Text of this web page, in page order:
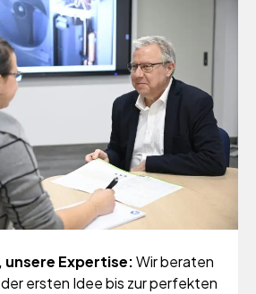
unsere Expertise:Wir beraten
ersten Idee bis zur perfekten